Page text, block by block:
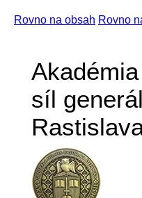
Rovno na obsah Rovno
síl